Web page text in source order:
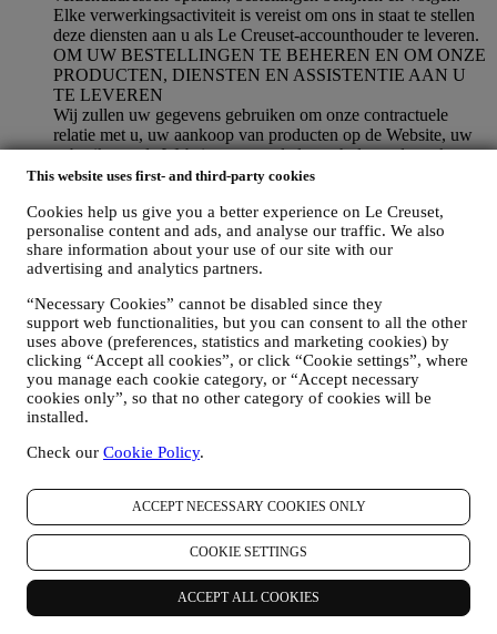
This website uses first- and third-party cookies
Cookies help us give you a better experience on Le Creuset,
personalise content and ads, and analyse our traffic. We also
share information about your use of our site with our
advertising and analytics partners.
“Necessary Cookies” cannot be disabled since they
support web functionalities, but you can consent to all the other
uses above (preferences, statistics and marketing cookies) by
clicking “Accept all cookies”, or click “Cookie settings”, where
you manage each cookie category, or “Accept necessary
cookies only”, so that no other category of cookies will be
installed.
Check our Cookie Policy.
ACCEPT NECESSARY COOKIES ONLY
COOKIE SETTINGS
ACCEPT ALL COOKIES
Elke verwerkingsactiviteit is vereist om ons in staat te stellen
deze diensten aan u als Le Creuset-accounthouder te leveren.
OM UW BESTELLINGEN TE BEHEREN EN OM ONZE
PRODUCTEN, DIENSTEN EN ASSISTENTIE AAN U
TE LEVEREN
Wij zullen uw gegevens gebruiken om onze contractuele
relatie met u, uw aankoop van producten op de Website, uw
gebruik van de Website, eventuele latere hulp na de verkoop
of uw deelname aan onze wedstrijden te beheren. Mogelijk
administratieve doeleinden die verband houden met onze
contractuele relatie met u, zoals de boekhouding, facturering
en controle, verificatie van betaalkaarten, fraudescreening,
veiligheid, beveiliging, systeemtests, onderhoud en statistische
analyse. Af en toe moeten we mogelijk om administratieve of
operationele redenen contact met u opnemen. Bijvoorbeeld
om u een bevestiging van uw aankoop te sturen. We zullen
uw persoonsgegevens ook gebruiken om uw verzoeken te
beantwoorden die via onze Websiteformulieren of andere
kanalen worden verzonden. Deze verwerkingsactiviteit is
vereist om ons in staat te stellen onze diensten aan u te
ons legitiem belang (naar behoren rekening houdend met uw
geval u artikelen aan onze online winkelwagen hebt
toegevoegd zonder de aankoop af te ronden. Als u de
aankoop niet binnen een bepaalde periode afrondt, worden er
geen verdere opvolgingsberichten verzonden.
OM U TE INFORMEREN OVER NIEUWS OF
AANBIEDINGEN VAN LE CREUSET-PRODUCTEN
Als u ermee hebt ingestemd dat wij dit doen (bijvoorbeeld